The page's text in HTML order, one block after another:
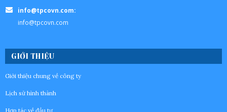
info@tpcovn.com:
info@tpcovn.com
GIỚI THIỆU
Giới thiệu chung về công ty
Lịch sử hình thành
Hợp tác về đầu tư